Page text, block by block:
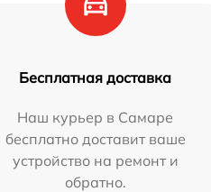
Бесплатная доставка
Наш курьер в Самаре
бесплатно доставит ваше
устройство на ремонт и
обратно.